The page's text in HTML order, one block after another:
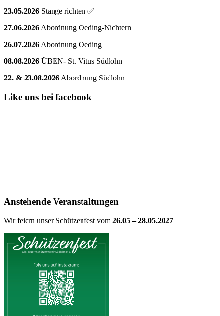
23.05.2026 Stange richten ✅
27.06.2026 Abordnung Oeding-Nichtern
26.07.2026 Abordnung Oeding
08.08.2026 ÜBEN- St. Vitus Südlohn
22. & 23.08.2026 Abordnung Südlohn
Like uns bei facebook
Anstehende Veranstaltungen
Wir feiern unser Schützenfest vom 26.05 – 28.05.2027